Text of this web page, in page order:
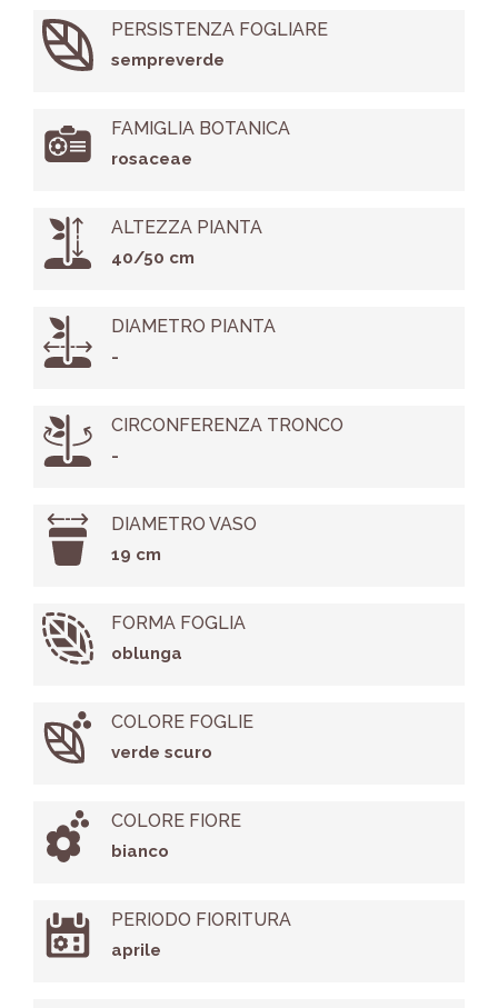
PERSISTENZA FOGLIARE
sempreverde
FAMIGLIA BOTANICA
rosaceae
ALTEZZA PIANTA
40/50 cm
DIAMETRO PIANTA
-
CIRCONFERENZA TRONCO
-
DIAMETRO VASO
19 cm
FORMA FOGLIA
oblunga
COLORE FOGLIE
verde scuro
COLORE FIORE
bianco
PERIODO FIORITURA
aprile